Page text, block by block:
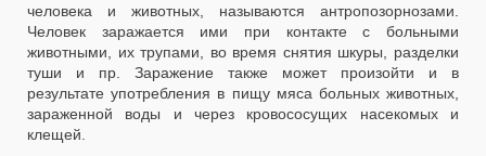
человека и животных, называются антропозорнозами.
Человек заражается ими при контакте с больными
животными, их трупами, во время снятия шкуры, разделки
туши и пр. Заражение также может произойти и в
результате употребления в пищу мяса больных животных,
зараженной воды и через кровососущих насекомых и
клещей.